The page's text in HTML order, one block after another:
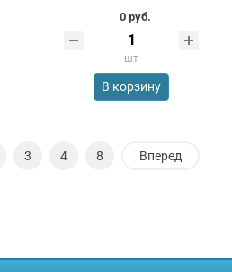
0 руб.
шт
В корзину
3 4 8 Вперед